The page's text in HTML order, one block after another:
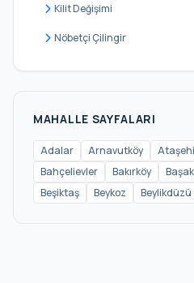
Pendik
Sancaktepe
Sarıyer
Silivri
Kilit Değişimi
Nöbetçi Çilingir
MAHALLE SAYFALARI
Adalar Arnavutköy
Bahçelievler
Bakırköy
Beşiktaş
Beykoz Beylikdüzü